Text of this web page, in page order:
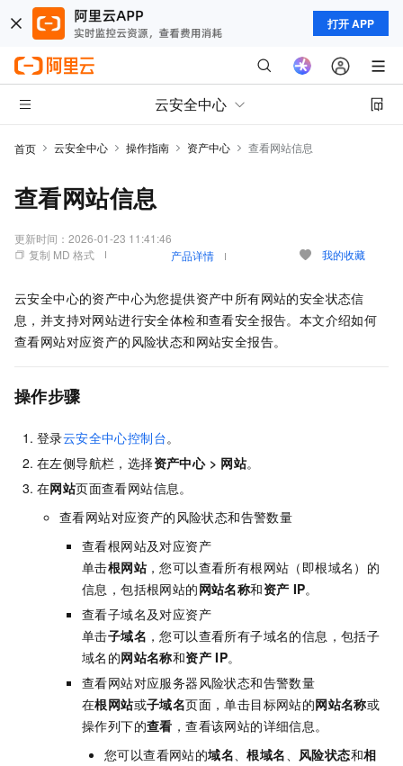
打开 APP
云安全中心
首页 云安全中心 操作指南 资产中心 查看网站信息
查看网站信息
更新时间： 2026-01-23 11:41:46
复制 MD 格式
产品详情 我的收藏
云安全中心的资产中心为您提供资产中所有网站的安全状态信
息，并支持对网站进行安全体检和查看安全报告。本文介绍如何
查看网站对应资产的风险状态和网站安全报告。
操作步骤
登录云安全中心控制台。
在左侧导航栏，选择资产中心> 网站。
在网站页面查看网站信息。
查看网站对应资产的风险状态和告警数量
查看根网站及对应资产
单击根网站 ，您可以查看所有根网站（即根域名）的
信息，包括根网站的网站名称和资产 IP。
查看子域名及对应资产
单击子域名 ，您可以查看所有子域名的信息，包括子
域名的网站名称和资产 IP。
查看网站对应服务器风险状态和告警数量
在根网站或子域名页面，单击目标网站的网站名称或
操作列下的查看 ，查看该网站的详细信息。
您可以查看网站的域名、根域名、 风险状态和相